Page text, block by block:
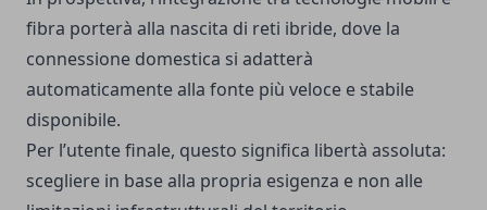
fibra porterà alla nascita di reti ibride, dove la
connessione domestica si adatterà
automaticamente alla fonte più veloce e stabile
disponibile.
Per l’utente finale, questo significa libertà assoluta:
scegliere in base alla propria esigenza e non alle